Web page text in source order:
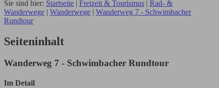
Sie sind hier: Startseite | Freizeit & Tourismus | Rad- &
Wanderwege | Wanderwege | Wanderweg 7 - Schwimbacher
Rundtour
Seiteninhalt
Wanderweg 7 - Schwimbacher Rundtour
Im Detail